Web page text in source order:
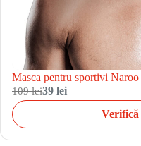
Masca pentru sportivi
109 lei39 lei
Verifică